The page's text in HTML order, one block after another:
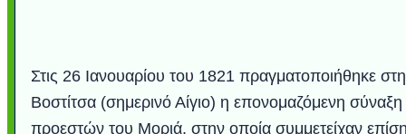
Στις 26 Ιανουαρίου του 1821 πραγματοποιήθηκε στη
Βοστίτσα (σημερινό Αίγιο) η επονομαζόμενη
προεστών του Μοριά, στην οποία συμμετείχαν